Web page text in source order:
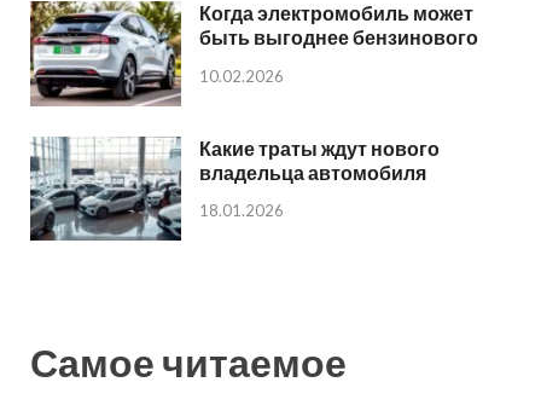
Когда электромобиль может
быть выгоднее бензинового
10.02.2026
Какие траты ждут нового
владельца автомобиля
18.01.2026
Самое читаемое